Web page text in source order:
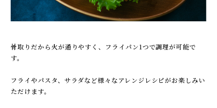
骨取りだから火が通りやすく、フライパン1つで調理が可能で
す。
フライやパスタ、サラダなど様々なアレンジレシピがお楽しみい
ただけます。